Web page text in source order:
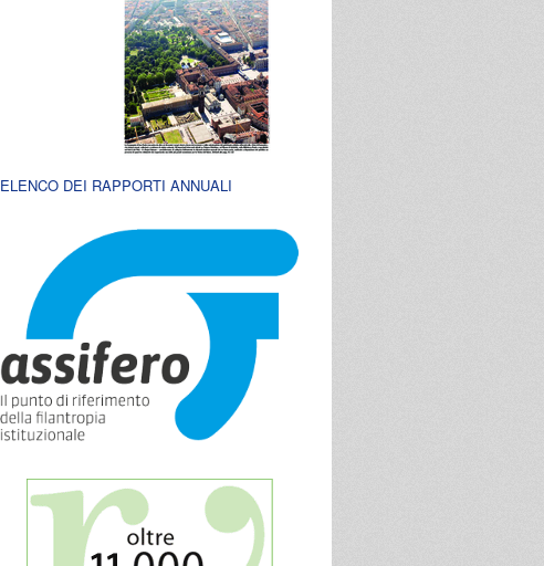
ELENCO DEI RAPPORTI ANNUALI